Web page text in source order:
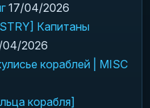
17/04/2026
Капитаны
2026
кораблей | MISC
корабля]